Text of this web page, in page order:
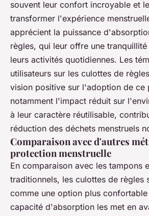
souvent leur confort incroyable et
transformer l'expérience
apprécient la puissance
règles, qui leur offre une
leurs activités quotidiennes. Les
utilisateurs sur les culottes de
vision positive sur l'adoption de ce
notamment l'impact réduit sur
à leur caractère réutilisable,
réduction des déchets menstruels
Comparaison avec d'autres
protection menstruelle
En comparaison avec les tampons
traditionnels, les culottes de règles
comme une option plus
capacité d'absorption les met en